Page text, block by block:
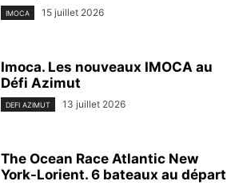
IMOCA 15 juillet 2026
Imoca. Les nouveaux IMOCA au
Défi Azimut
DEFI AZIMUT 13 juillet 2026
The Ocean Race Atlantic New
York-Lorient. 6 bateaux au départ